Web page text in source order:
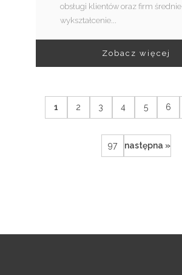
obsługi klientów oraz firm średnie
wykształcenie...
Zobacz więcej
1 2 3 4 5 6
97 następna »